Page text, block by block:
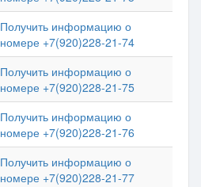
Получить информацию о
номере +7(920)228-21-74
Получить информацию о
номере +7(920)228-21-75
Получить информацию о
номере +7(920)228-21-76
Получить информацию о
номере +7(920)228-21-77